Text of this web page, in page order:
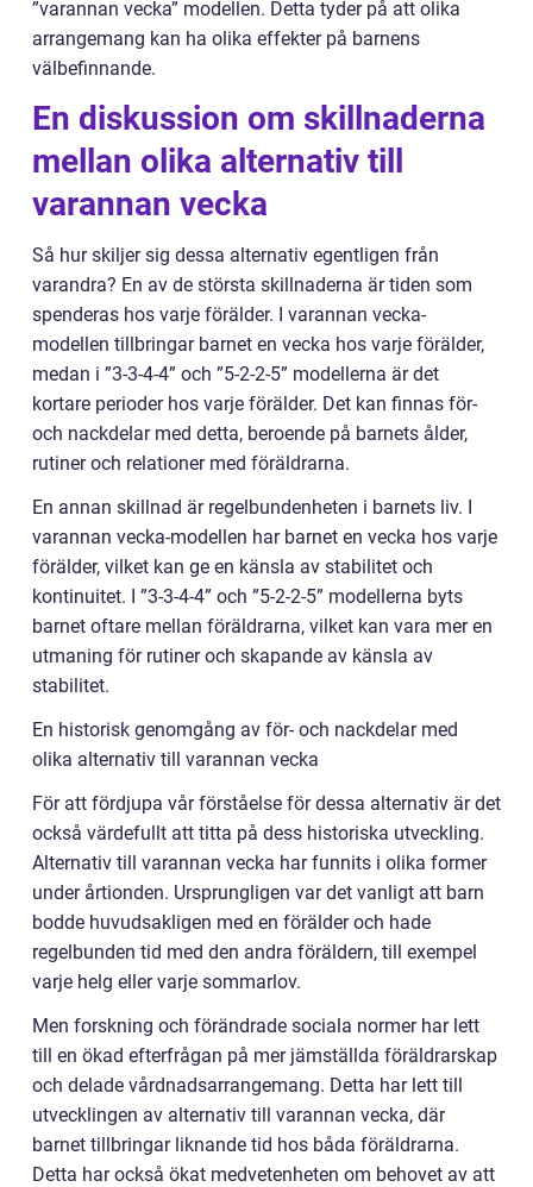
”varannan vecka” modellen. Detta tyder på att olika
arrangemang kan ha olika effekter på barnens
välbefinnande.
En diskussion om skillnaderna
mellan olika alternativ till
varannan vecka
Så hur skiljer sig dessa alternativ egentligen från
varandra? En av de största skillnaderna är tiden som
spenderas hos varje förälder. I varannan vecka-
modellen tillbringar barnet en vecka hos varje förälder,
medan i ”3-3-4-4” och ”5-2-2-5” modellerna är det
kortare perioder hos varje förälder. Det kan finnas för-
och nackdelar med detta, beroende på barnets ålder,
rutiner och relationer med föräldrarna.
En annan skillnad är regelbundenheten i barnets liv. I
varannan vecka-modellen har barnet en vecka hos varje
förälder, vilket kan ge en känsla av stabilitet och
kontinuitet. I ”3-3-4-4” och ”5-2-2-5” modellerna byts
barnet oftare mellan föräldrarna, vilket kan vara mer en
utmaning för rutiner och skapande av känsla av
stabilitet.
En historisk genomgång av för- och nackdelar med
olika alternativ till varannan vecka
För att fördjupa vår förståelse för dessa alternativ är det
också värdefullt att titta på dess historiska utveckling.
Alternativ till varannan vecka har funnits i olika former
under årtionden. Ursprungligen var det vanligt att barn
bodde huvudsakligen med en förälder och hade
regelbunden tid med den andra föräldern, till exempel
varje helg eller varje sommarlov.
Men forskning och förändrade sociala normer har lett
till en ökad efterfrågan på mer jämställda föräldrarskap
och delade vårdnadsarrangemang. Detta har lett till
utvecklingen av alternativ till varannan vecka, där
barnet tillbringar liknande tid hos båda föräldrarna.
Detta har också ökat medvetenheten om behovet av att